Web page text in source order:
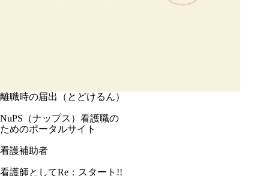
離職時の届出（とどけるん）
NuPS（ナップス）看護職の
ためのポータルサイト
看護補助者
看護師としてRe：スタート!!